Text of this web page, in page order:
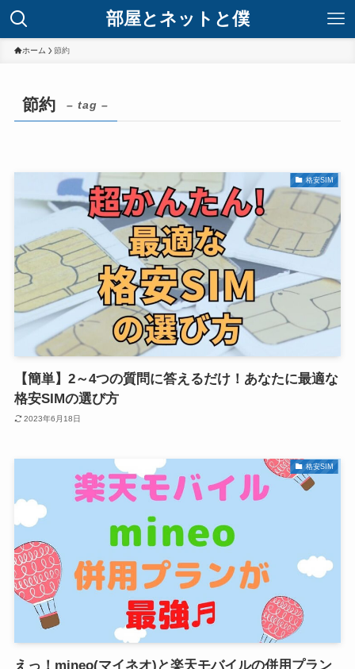
部屋とネットと僕
ホーム 節約
節約 – tag –
格安SIM
【簡単】2～4つの質問に答えるだけ！あなたに最適な
格安SIMの選び方
2023年6月18日
格安SIM
えっ！mineo(マイネオ)と楽天モバイルの併用プラン